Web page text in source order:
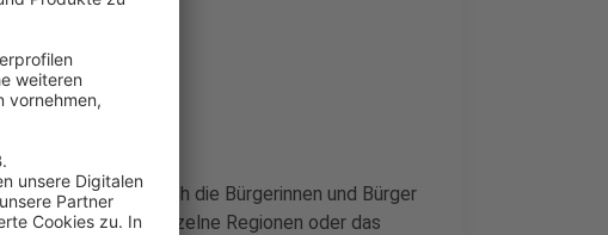
werden sich die Bürgerinnen und Bürger
Landtag erklärt einzelne Regionen oder das